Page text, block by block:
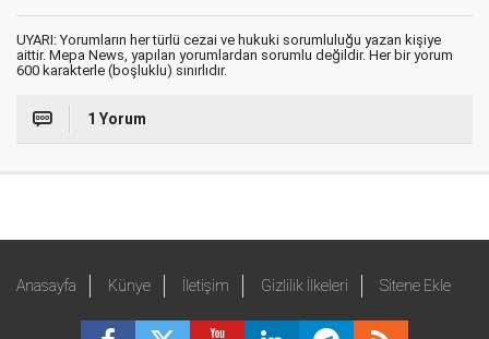
UYARI: Yorumların her türlü cezai ve hukuki sorumluluğu yazan kişiye
aittir. Mepa News, yapılan yorumlardan sorumlu değildir. Her bir yorum
600 karakterle (boşluklu) sınırlıdır.
1 Yorum
Anasayfa Künye İletişim Gizlilik İlkeleri Sitene Ekle